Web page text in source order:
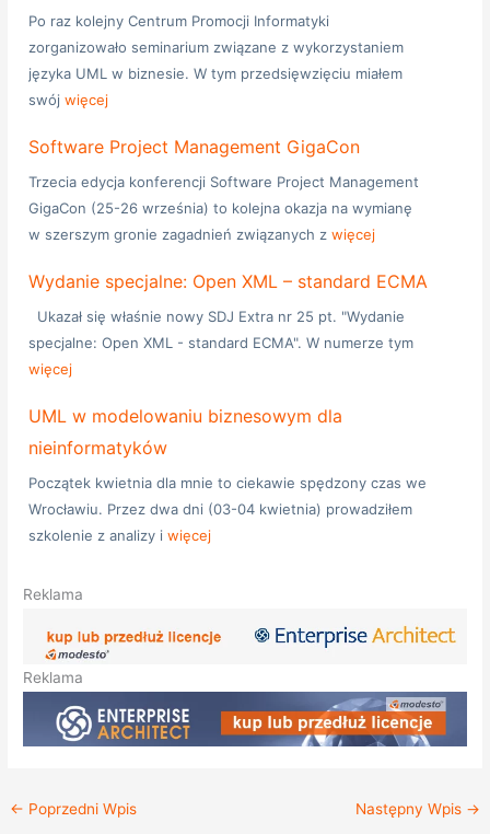
Po raz kolejny Centrum Promocji Informatyki
zorganizowało seminarium związane z wykorzystaniem
języka UML w biznesie. W tym przedsięwzięciu miałem
swójwięcej
Software Project Management GigaCon
Trzecia edycja konferencji Software Project Management
GigaCon (25-26 września) to kolejna okazja na wymianę
w szerszym gronie zagadnień związanych zwięcej
Wydanie specjalne: Open XML – standard ECMA
Ukazał się właśnie nowy SDJ Extra nr 25 pt. "Wydanie
specjalne: Open XML - standard ECMA". W numerze tym
więcej
UML w modelowaniu biznesowym dla
nieinformatyków
Początek kwietnia dla mnie to ciekawie spędzony czas we
Wrocławiu. Przez dwa dni (03-04 kwietnia) prowadziłem
szkolenie z analizy iwięcej
Reklama
Reklama
← Poprzedni Wpis Następny Wpis →